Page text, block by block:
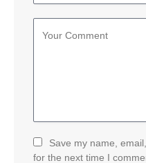
Save my name,
for the next time I